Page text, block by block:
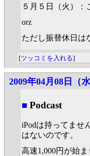
５月５日（火）：
orz
ただし振替休日は
[ツッコミを入れる]
2009年04月08日（水
■ Podcast
iPodは持ってませ
はないのです。
高速1,000円が始